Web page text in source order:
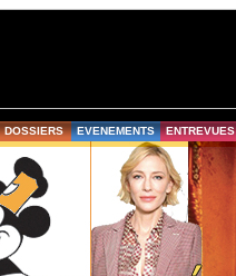
DOSSIERS EVENEMENTS ENTREVUES